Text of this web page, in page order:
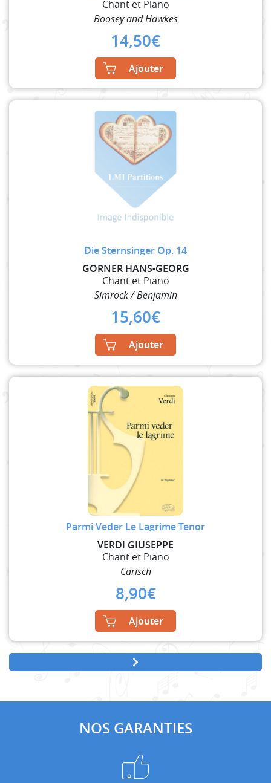
Chant et Piano
Boosey and Hawkes
14,50€
Ajouter
Die Sternsinger Op. 14
GORNER HANS-GEORG
Chant et Piano
Simrock / Benjamin
15,60€
Ajouter
Parmi Veder Le Lagrime Tenor
VERDI GIUSEPPE
Chant et Piano
Carisch
8,90€
Ajouter
NOS GARANTIES